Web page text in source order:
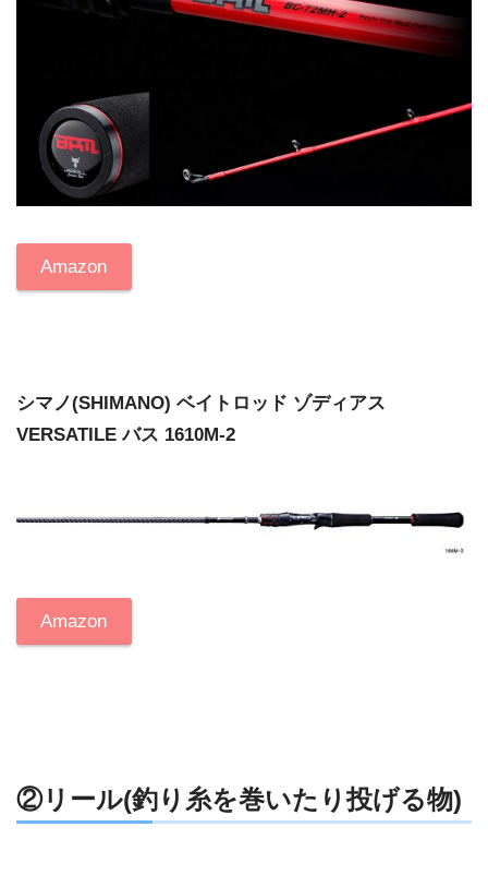
Amazon
シマノ(SHIMANO) ベイトロッド ゾディアス
VERSATILE バス 1610M-2
Amazon
②リール(釣り糸を巻いたり投げる物)